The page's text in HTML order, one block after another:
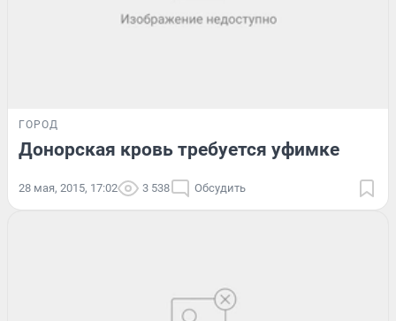
ГОРОД
Донорская кровь требуется уфимке
28 мая, 2015, 17:02 3 538 Обсудить